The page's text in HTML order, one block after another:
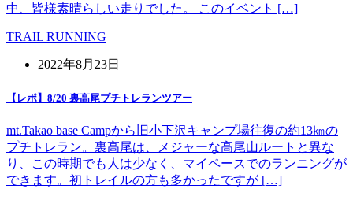
中、皆様素晴らしい走りでした。 このイベント […]
TRAIL RUNNING
2022年8月23日
【レポ】8/20 裏高尾プチトレランツアー
mt.Takao base Campから旧小下沢キャンプ場往復の約13㎞の
プチトレラン。裏高尾は、メジャーな高尾山ルートと異な
り、この時期でも人は少なく、マイペースでのランニングが
できます。初トレイルの方も多かったですが […]